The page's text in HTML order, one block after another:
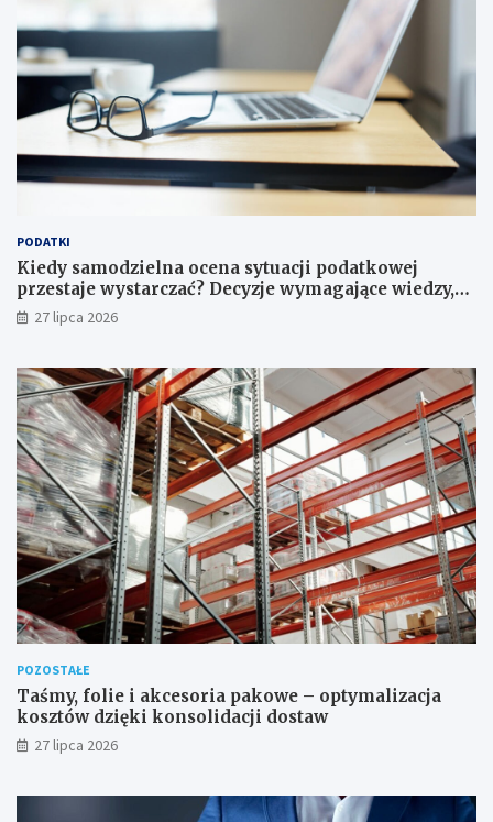
PODATKI
Kiedy samodzielna ocena sytuacji podatkowej
przestaje wystarczać? Decyzje wymagające wiedzy,
której nie zastąpi internet
27 lipca 2026
POZOSTAŁE
Taśmy, folie i akcesoria pakowe – optymalizacja
kosztów dzięki konsolidacji dostaw
27 lipca 2026